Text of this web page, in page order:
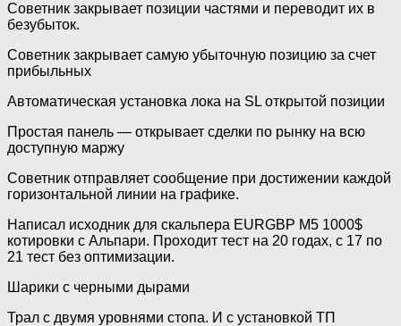
Советник закрывает позиции частями и переводит их в
безубыток.
Советник закрывает самую убыточную позицию за счет
прибыльных
Автоматическая установка лока на SL открытой позиции
Простая панель — открывает сделки по рынку на всю
доступную маржу
Советник отправляет сообщение при достижении каждой
горизонтальной линии на графике.
Написал исходник для скальпера EURGBP M5 1000$
котировки с Альпари. Проходит тест на 20 годах, с 17 по
21 тест без оптимизации.
Шарики с черными дырами
Трал с двумя уровнями стопа. И с установкой ТП